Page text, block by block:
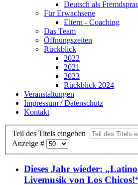
Deutsch als
Für Erwachsene
Eltern - Coaching
Das Team
Öffnungszeiten
Rückblick
2022
2021
2023
Rückblick 2024
Veranstaltungen
Impressum / Datenschutz
Kontakt
Teil des Titels eingeben
Anzeige #
Dieses Jahr wieder:
Livemusik von Los